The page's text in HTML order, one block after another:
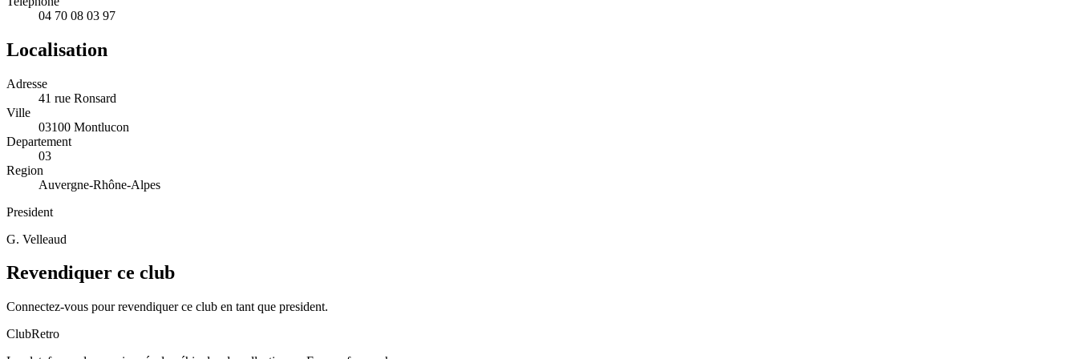
04 70 08 03 97
Localisation
Adresse
41 rue Ronsard
Ville
03100 Montlucon
Departement
03
Region
Auvergne-Rhône-Alpes
President
G. Velleaud
Revendiquer ce club
Connectez-vous pour revendiquer ce club en tant que president.
ClubRetro